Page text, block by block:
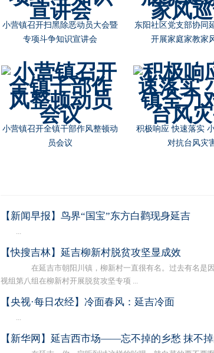
小营镇召开扫黑除恶动员大会暨
专项斗争知识宣讲会
东阳社区党支部协同
开展家庭家教家
小营镇召开全镇干部作风整顿动
员会议
积极响应 快速落实
对抗台风灾
【新闻早报】鸟界“国宝”东方白鹳现身延吉
...
【快搜吉林】延吉柳新村脱贫攻坚显成效
在延吉市朝阳川镇，柳新村一直很有名。过去有名是
视组第八组在柳新村开展脱贫攻坚专项 ...
【央视·每日农经】冷面春风：延吉冷面
...
【新华网】延吉西市场——忘不掉的乡愁 抹不